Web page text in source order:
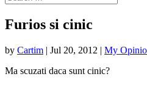
Furios si cinic
by Cartim | Jul 20, 2012 | My
Ma scuzati daca sunt cinic?